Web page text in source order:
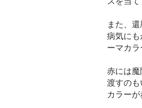
また、
病気に
ーマカラ
赤には
渡すの
カラー